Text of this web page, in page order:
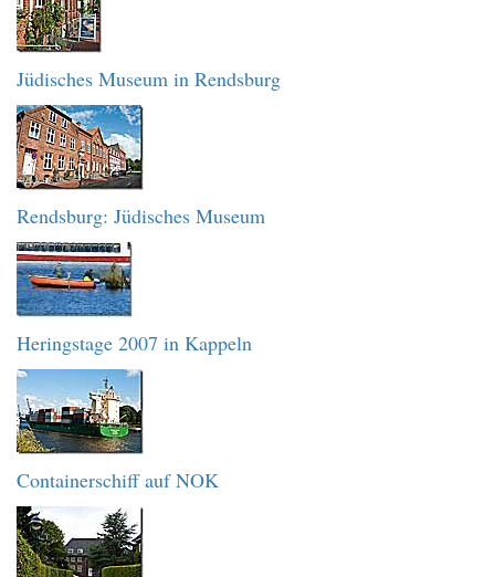
Jüdisches Museum in Rendsburg
Rendsburg: Jüdisches Museum
Heringstage 2007 in Kappeln
Containerschiff auf NOK